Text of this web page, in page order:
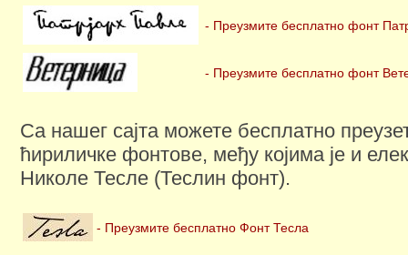
- Преузмите бесплатно фонт
- Преузмите бесплатно фонт
Са нашег сајта можете бесплатно
ћириличке фонтове, међу којима је и
Николе Тесле (Теслин фонт).
- Преузмите бесплатно Фонт Тесла